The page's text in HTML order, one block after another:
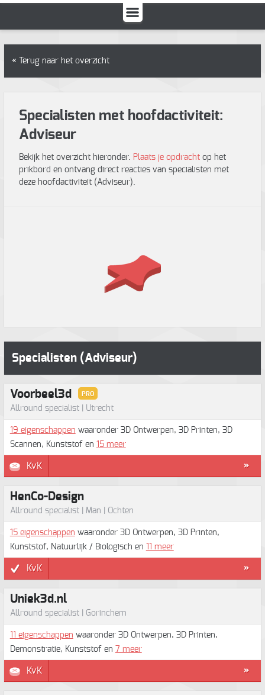
« Terug naar het overzicht
Specialisten met hoofdactiviteit:
Adviseur
Bekijk het overzicht hieronder. Plaats je opdracht op het
prikbord en ontvang direct reacties van specialisten met
deze hoofdactiviteit (Adviseur).
Specialisten (Adviseur)
Voorbeel3d PRO
Allround specialist | Utrecht
19 eigenschappen waaronder 3D Ontwerpen, 3D Printen, 3D
Scannen, Kunststof en
15 meer
KvK »
HenCo-Design
Allround specialist | Man | Ochten
15 eigenschappen waaronder 3D Ontwerpen, 3D Printen,
Kunststof, Natuurlijk / Biologisch en
11 meer
KvK »
Uniek3d.nl
Allround specialist | Gorinchem
11 eigenschappen waaronder 3D Ontwerpen, 3D Printen,
Demonstratie, Kunststof en 7 meer
KvK »